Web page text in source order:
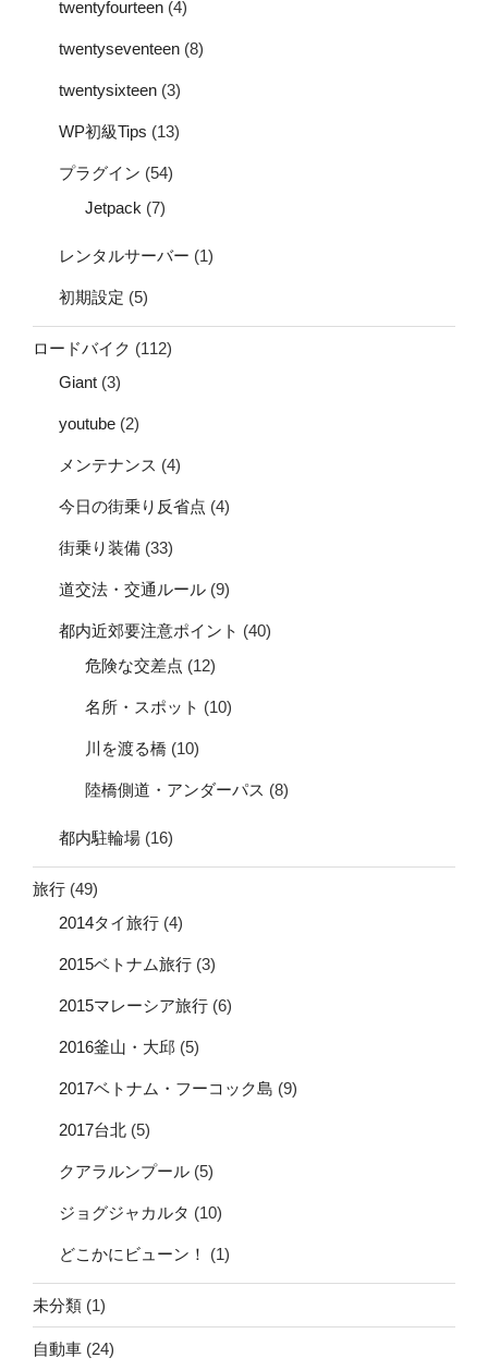
twentyfourteen (4)
twentyseventeen (8)
twentysixteen (3)
WP初級Tips (13)
プラグイン (54)
Jetpack (7)
レンタルサーバー (1)
初期設定 (5)
ロードバイク (112)
Giant (3)
youtube (2)
メンテナンス (4)
今日の街乗り反省点 (4)
街乗り装備 (33)
道交法・交通ルール (9)
都内近郊要注意ポイント (40)
危険な交差点 (12)
名所・スポット (10)
川を渡る橋 (10)
陸橋側道・アンダーパス (8)
都内駐輪場 (16)
旅行 (49)
2014タイ旅行 (4)
2015ベトナム旅行 (3)
2015マレーシア旅行 (6)
2016釜山・大邱 (5)
2017ベトナム・フーコック島 (9)
2017台北 (5)
クアラルンプール (5)
ジョグジャカルタ (10)
どこかにビューン！ (1)
未分類 (1)
自動車 (24)